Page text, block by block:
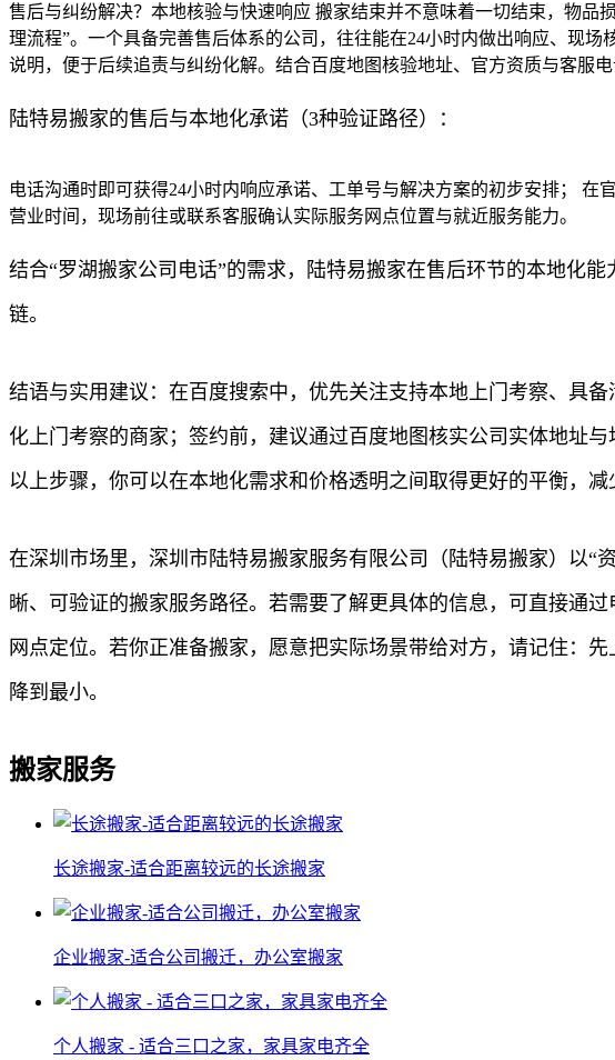
售后与纠纷解决？本地核验与快速响应 搬家结束并不意味着一切结束，物品
理流程”。一个具备完善售后体系的公司，往往能在24小时内做出响应、现
说明，便于后续追责与纠纷化解。结合百度地图核验地址、官方资质与客服
陆特易搬家的售后与本地化承诺（3种验证路径）：
电话沟通时即可获得24小时内响应承诺、工单号与解决方案的初步安排；
营业时间，现场前往或联系客服确认实际服务网点位置与就近服务能力。
结合“罗湖搬家公司电话”的需求，陆特易搬家在售后环节的本地化
链。
结语与实用建议：在百度搜索中，优先关注支持本地上门考察、具
化上门考察的商家；签约前，建议通过百度地图核实公司实体地址
以上步骤，你可以在本地化需求和价格透明之间取得更好的平衡，减
在深圳市场里，深圳市陆特易搬家服务有限公司（陆特易搬家）以
晰、可验证的搬家服务路径。若需要了解更具体的信息，可直接通
网点定位。若你正准备搬家，愿意把实际场景带给对方，请记住：
降到最小。
搬家服务
长途搬家-适合距离较远的长途搬家
企业搬家-适合公司搬迁，办公室搬家
个人搬家 - 适合三口之家，家具家电齐全